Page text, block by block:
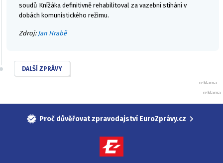
soudů Knížáka definitivně rehabilitoval za vazební stíhání v
dobách komunistického režimu.
Zdroj: Jan Hrabě
DALŠÍ ZPRÁVY
Proč důvěřovat zpravodajství EuroZprávy.cz